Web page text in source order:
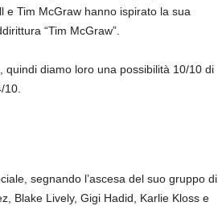
e Tim McGraw hanno ispirato la sua
“Tim McGraw”.
diamo loro una possibilità 10/10 di
10.
segnando l’ascesa del suo gruppo di
Blake Lively, Gigi Hadid, Karlie Kloss e